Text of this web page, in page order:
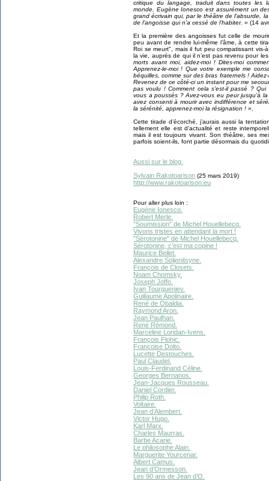
critique du langage, traduit dans toutes les
monde, Eugène Ionesco est assurément un
grand écrivain qui, par le théâtre de l’absurde,
de l’angoisse qui n’a cessé de l’habiter. » (14
Et la première des angoisses fut celle de
peu avant de rendre lui-même l’âme, à cette
Roi se meurt", mais il fut peu compatissant vis-
la vie, auprès de qui il n’est pas revenu pour
morts avant moi, aidez-moi ! Dites-moi
Apprenez-le-moi ! Que votre exemple me
béquilles, comme sur des bras fraternels !
Revenez de ce côté-ci un instant pour me
pas voulu ! Comment cela s’est-il passé ?
vous a poussés ? Avez-vous eu peur jusqu’à
avez consenti à mourir avec indifférence et
la sérénité, apprenez-moi la résignation ! ».
Cette tirade d’écorché, j’aurais aussi la
tellement elle est d’actualité et reste
mais il est toujours vivant. Son théâtre, ses
parfois soient-ils, font partie désormais du
Aussi sur le blog.
Sylvain Rakotoarison (25 mars 2019)
http://www.rakotoarison.eu
Pour aller plus loin :
Eugène Ionesco.
Robert Merle.
"Soumission" de Michel Houellebecq.
Vivons tristes en attendant la mort !
"Sérotonine" de Michel Houellebecq.
Sérotonine, c’est ma copine !
Maurice Bellet.
Alexandre Soljenitsyne.
François de Closets.
Noam Chomsky.
Joseph Joffo.
Ivan Tourgueniev.
Guillaume Apolinaire.
René de Obaldia.
Raymond Aron.
Jean Paulhan.
René Rémond.
Marceline Loridan-Ivens.
François Flohic.
Françoise Dolto.
Lucette Destouches.
Paul Claudel.
Louis-Ferdinand Céline.
Georges Bernanos.
Jean-Jacques Rousseau.
Daniel Cordier.
Philip Roth.
Voltaire.
Jean d’Alembert.
Victor Hugo.
Karl Marx.
Charles Maurras.
Barbe Acarie.
Le philosophe Alain.
Marguerite Yourcenar.
Albert Camus.
Jean d’Ormesson.
Les 90 ans de Jean d’O.